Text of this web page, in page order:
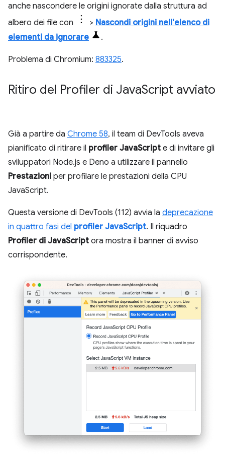
anche nascondere le origini ignorate dalla struttura ad
albero dei file con
> Nascondi origini nell'elenco di
elementi da ignorare
.
Problema di Chromium: 883325.
Ritiro del Profiler di JavaScript avviato
Già a partire da Chrome 58, il team di DevTools aveva
pianificato di ritirare il profiler JavaScript e di invitare gli
sviluppatori Node.js e Deno a utilizzare il pannello
Prestazioni per profilare le prestazioni della CPU
JavaScript.
Questa versione di DevTools (112) avvia la deprecazione
in quattro fasi del profiler JavaScript. Il riquadro
Profiler di JavaScript ora mostra il banner di avviso
corrispondente.